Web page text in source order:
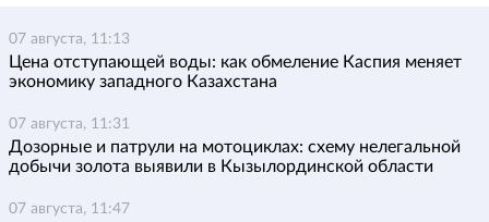
07 августа, 11:13
Цена отступающей воды: как обмеление Каспия меняет
экономику западного Казахстана
07 августа, 11:31
Дозорные и патрули на мотоциклах: схему нелегальной
добычи золота выявили в Кызылординской области
07 августа, 11:47